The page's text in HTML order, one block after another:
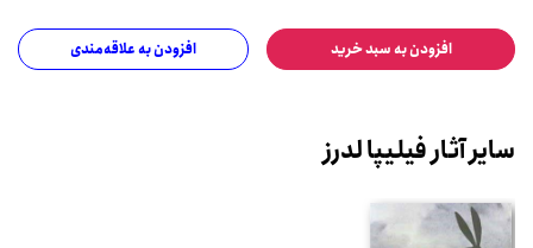
افزودن به سبد خرید افزودن به علاقه‌مندی
سایر آثار فیلیپا لدرز